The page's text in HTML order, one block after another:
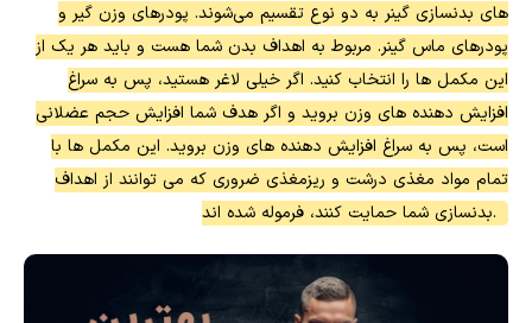
های بدنسازی گینر به دو نوع تقسیم می‌شوند. پودرهای وزن گیر و
پودرهای ماس گینر. مربوط به اهداف بدن شما هست و باید هر یک از
این مکمل ها را انتخاب کنید. اگر خیلی لاغر هستید، پس به سراغ
افزایش دهنده های وزن بروید و اگر هدف شما افزایش حجم عضلانی
است، پس به سراغ افزایش دهنده های وزن بروید. این مکمل ها با
تمام مواد مغذی درشت و ریزمغذی ضروری که می توانند از اهداف
بدنسازی شما حمایت کنند، فرموله شده اند.